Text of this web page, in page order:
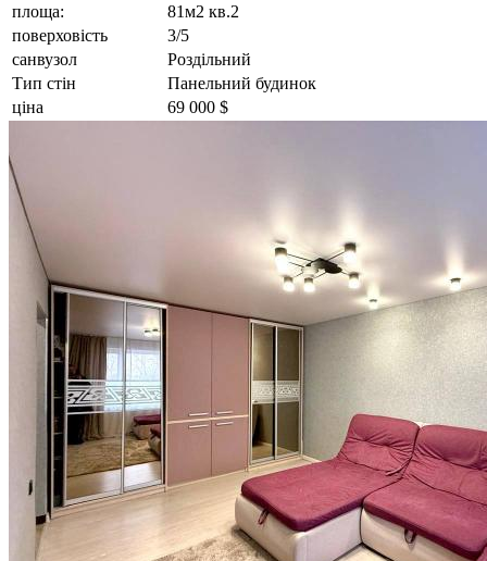
площа:
81м2 кв.2
поверховість
3/5
санвузол
Роздільний
Тип стін
Панельний будинок
ціна
69 000 $